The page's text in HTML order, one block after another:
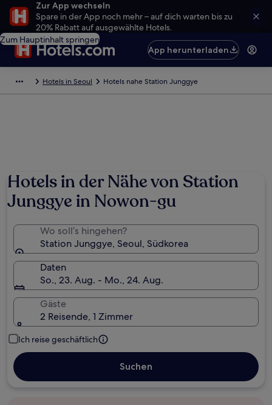
Zur App wechseln
Spare in der App noch mehr – auf dich warten bis zu
20% Rabatt auf ausgewählte Hotels.
Zum Hauptinhalt springen
App herunterladen
Hotels in Seoul Hotels nahe Station Junggye
Hotels in der Nähe von Station
Junggye in Nowon-gu
Wo soll’s hingehen?
Station Junggye, Seoul, Südkorea
Daten
So., 23. Aug. - Mo., 24. Aug.
Gäste
2 Reisende, 1 Zimmer
Ich reise geschäftlich
Suchen